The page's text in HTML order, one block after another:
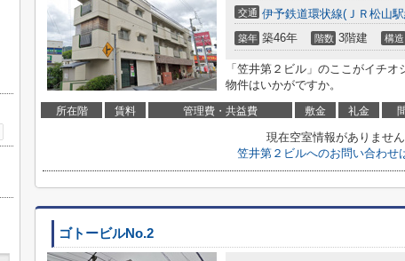
交通 伊予鉄道環状線(ＪＲ松山
築年 築46年 階数 3階建 構造
「笠井第２ビル」のここがイチ
物件はいかがですか。
所在階 賃料 管理費・共益費 敷金 礼金
現在空室情報がありません
笠井第２ビルへのお問い合わせ
ゴトービルNo.2